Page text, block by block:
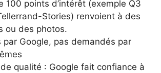
100 points d’intérêt (exemple Q3
Stories) renvoient à des
ou des photos.
par Google, pas demandés par
qualité : Google fait confiance à